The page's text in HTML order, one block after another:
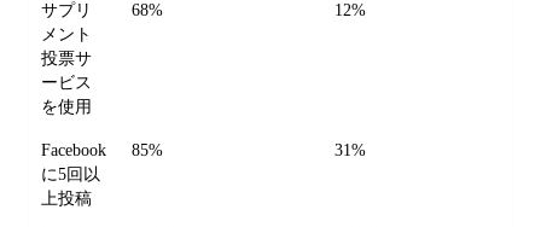
サプリ
メント
投票サ
ービス
を使用
68% 12%
Facebook
に5回以
上投稿
85% 31%